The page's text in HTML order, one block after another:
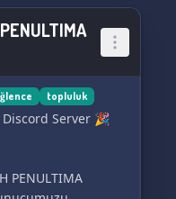
topluluk
Discord Server 🎉
PENULTIMA